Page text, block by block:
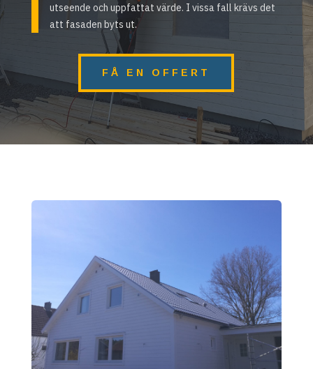
utseende och uppfattat värde. I vissa fall krävs det
att fasaden byts ut.
FÅ EN OFFERT